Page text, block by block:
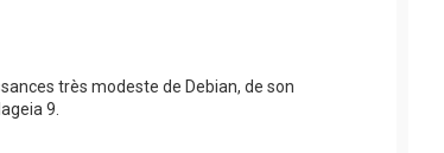
très modeste de Debian, de son
9.